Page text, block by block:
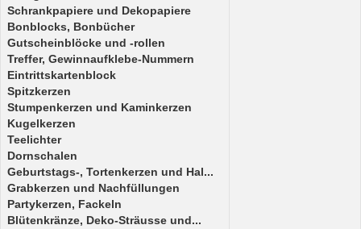
Schrankpapiere und Dekopapiere
Bonblocks, Bonbücher
Gutscheinblöcke und -rollen
Treffer, Gewinnaufklebe-Nummern
Eintrittskartenblock
Spitzkerzen
Stumpenkerzen und Kaminkerzen
Kugelkerzen
Teelichter
Dornschalen
Geburtstags-, Tortenkerzen und Hal...
Grabkerzen und Nachfüllungen
Partykerzen, Fackeln
Blütenkränze, Deko-Sträusse und...